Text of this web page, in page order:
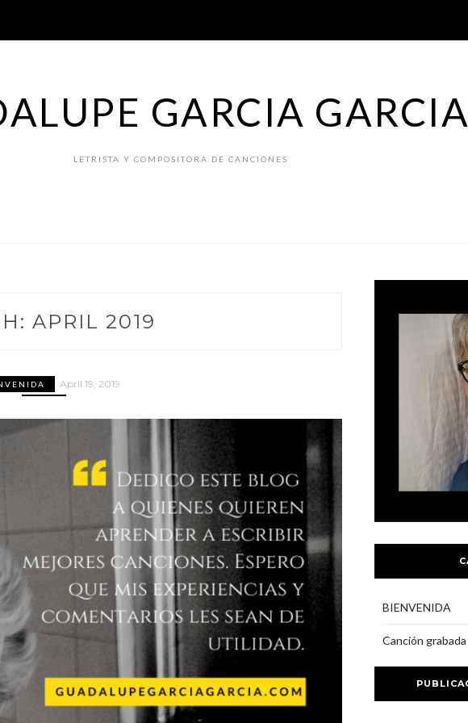
GARCIA GARCIA
LETRISTA Y COMPOSITORA DE CANCIONES
APRIL 2019
April 19, 2019
BIENVENIDA
Canción grabada